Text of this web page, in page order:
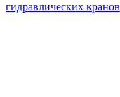
гидравлических кранов